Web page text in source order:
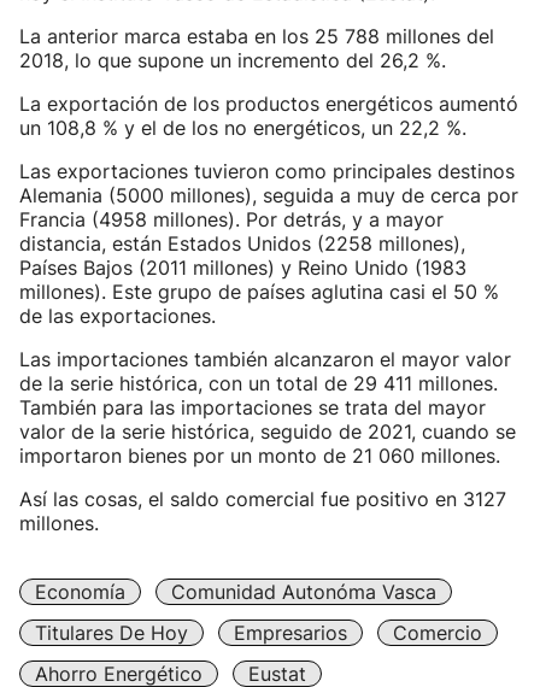
La anterior marca estaba en los 25 788 millones del
2018, lo que supone un incremento del 26,2 %.
La exportación de los productos energéticos aumentó
un 108,8 % y el de los no energéticos, un 22,2 %.
Las exportaciones tuvieron como principales destinos
Alemania (5000 millones), seguida a muy de cerca por
Francia (4958 millones). Por detrás, y a mayor
distancia, están Estados Unidos (2258 millones),
Países Bajos (2011 millones) y Reino Unido (1983
millones). Este grupo de países aglutina casi el 50 %
de las exportaciones.
Las importaciones también alcanzaron el mayor valor
de la serie histórica, con un total de 29 411 millones.
También para las importaciones se trata del mayor
valor de la serie histórica, seguido de 2021, cuando se
importaron bienes por un monto de 21 060 millones.
Así las cosas, el saldo comercial fue positivo en 3127
millones.
Economía
Comunidad Autonóma Vasca
Titulares De Hoy
Empresarios
Comercio
Ahorro Energético
Eustat